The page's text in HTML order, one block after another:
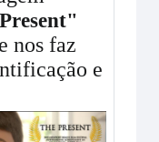
nos faz
e